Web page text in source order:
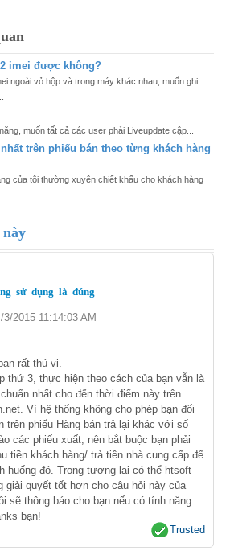
imei được không?
ngoài vỏ hộp và trong máy khác nhau, muốn ghi
muốn tất cả các user phải Liveupdate cập...
trên phiếu bán theo từng khách hàng
của tôi thường xuyên chiết khấu cho khách hàng
sử dụng là đúng
3/2015 11:14:03 AM
rất thú vị.
thứ 3, thực hiện theo cách của bạn vẫn là
nhất cho đến thời điểm này trên
Vì hệ thống không cho phép bạn đối
trên phiếu Hàng bán trả lại khác với số
các phiếu xuất, nên bắt buộc bạn phải
tiền khách hàng/ trả tiền nhà cung cấp để
huống đó. Trong tương lai có thể htsoft
giải quyết tốt hơn cho câu hỏi này của
sẽ thông báo cho bạn nếu có tính năng
bạn!
Trusted